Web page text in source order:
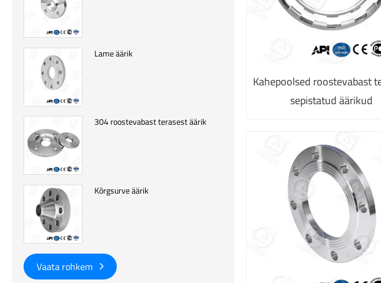
Lame äärik
304 roostevabast terasest äärik
Kõrgsurve äärik
Vaata rohkem
Kahepoolsed roostevabast
sepistatud äärikud